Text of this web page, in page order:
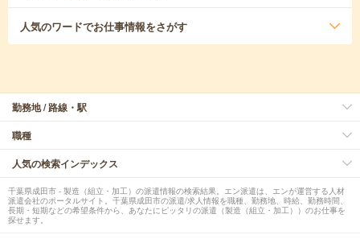
人気のワードでお仕事情報をさがす
勤務地 / 路線・駅
職種
人気の検索インデックス
千葉県成田市 - 製造（組立・加工）の派遣情報の検索結果。エン派遣は、エンが運営する人材
派遣会社のポータルサイト。千葉県成田市の派遣/求人情報を職種、勤務地、時給、勤務時間、
長期・短期などの希望条件から、あなたにピッタリの派遣（製造（組立・加工））のお仕事を
探せます。